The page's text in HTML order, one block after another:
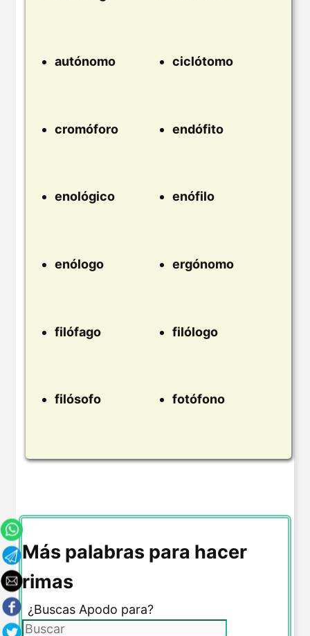
autónomo ciclótomo
cromóforo endófito
enológico enófilo
enólogo ergónomo
filófago filólogo
filósofo fotófono
Más palabras para hacer
rimas
¿Buscas Apodo para?